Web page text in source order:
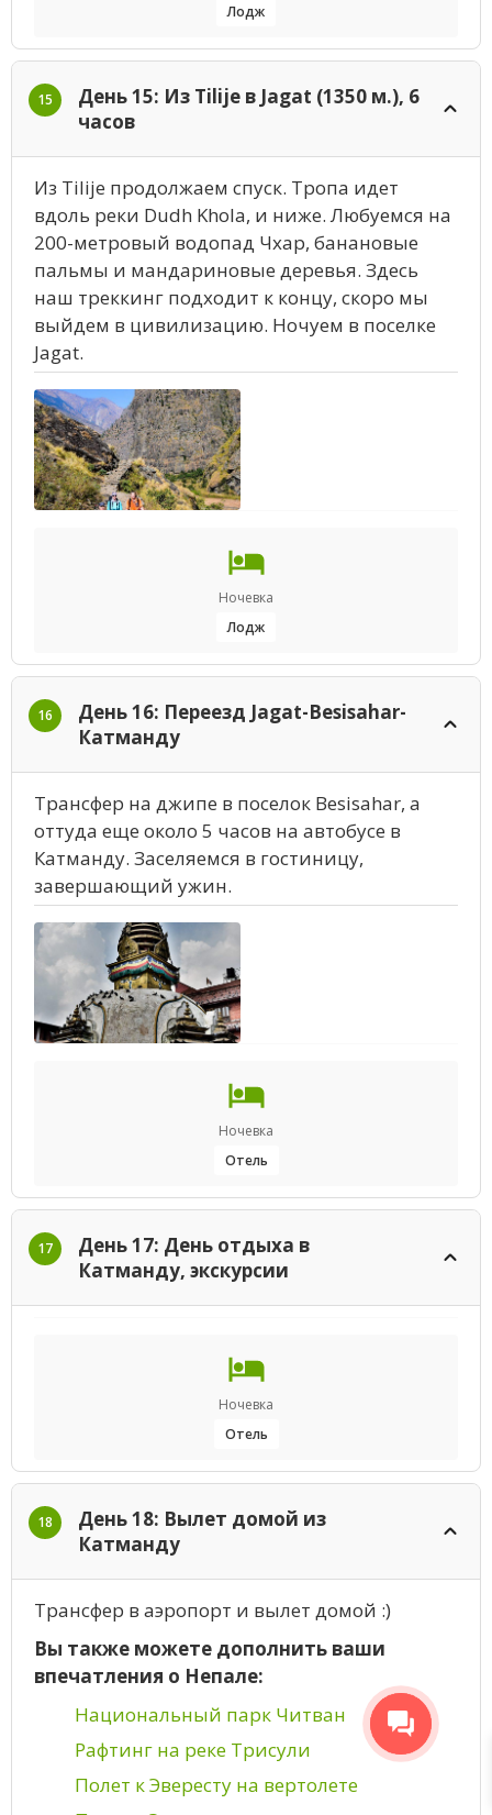
Лодж
15
День 15: Из Tilije в Jagat (1350 м.), 6
часов
Из Tilije продолжаем спуск. Тропа идет
вдоль реки Dudh Khola, и ниже. Любуемся на
200-метровый водопад Чхар, банановые
пальмы и мандариновые деревья. Здесь
наш треккинг подходит к концу, скоро мы
выйдем в цивилизацию. Ночуем в поселке
Jagat.
Ночевка
Лодж
16
День 16: Переезд Jagat-Besisahar-
Катманду
Трансфер на джипе в поселок Besisahar, а
оттуда еще около 5 часов на автобусе в
Катманду. Заселяемся в гостиницу,
завершающий ужин.
Ночевка
Отель
17
День 17: День отдыха в
Катманду, экскурсии
Ночевка
Отель
18
День 18: Вылет домой из
Катманду
Трансфер в аэропорт и вылет домой :)
Вы также можете дополнить ваши
впечатления о Непале:
Национальный парк Читван
Рафтинг на реке Трисули
Полет к Эвересту на вертолете